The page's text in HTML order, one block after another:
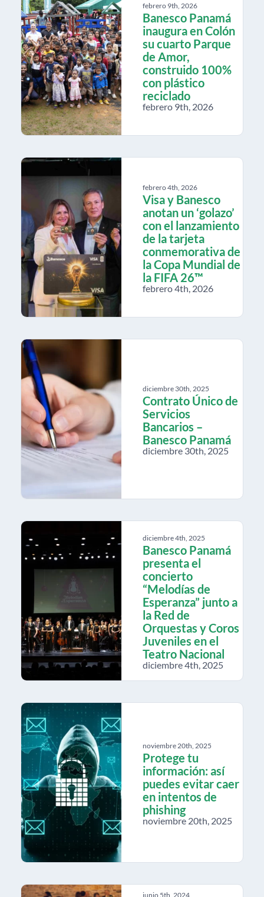
febrero 9th, 2026
Banesco Panamá
inaugura en Colón
su cuarto Parque
de Amor,
construido 100%
con plástico
reciclado
febrero 9th, 2026
febrero 4th, 2026
Visa y Banesco
anotan un ‘golazo’
con el lanzamiento
de la tarjeta
conmemorativa de
la Copa Mundial de
la FIFA 26™
febrero 4th, 2026
diciembre 30th, 2025
Contrato Único de
Servicios
Bancarios –
Banesco Panamá
diciembre 30th, 2025
diciembre 4th, 2025
Banesco Panamá
presenta el
concierto
“Melodías de
Esperanza” junto a
la Red de
Orquestas y Coros
Juveniles en el
Teatro Nacional
diciembre 4th, 2025
noviembre 20th, 2025
Protege tu
información: así
puedes evitar caer
en intentos de
phishing
noviembre 20th, 2025
junio 5th, 2024